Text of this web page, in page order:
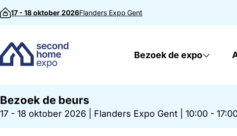
Direct naar inhoud
17 - 18 oktober 2026Flanders Expo Gent
Bezoek de expo
Bezoek de beurs
17 - 18 oktober 2026 Flanders Expo Gent 10:00 -